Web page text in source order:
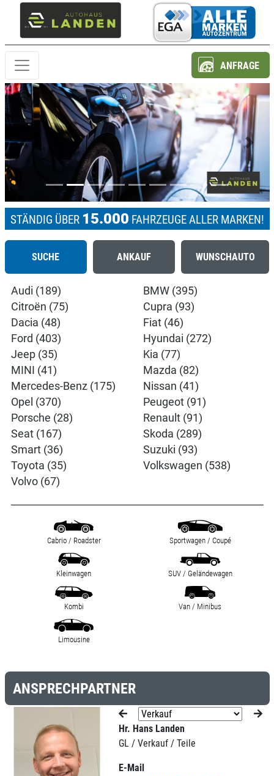
ANFRAGE
Previous Next
STÄNDIG ÜBER 15.000 FAHRZEUGE ALLER MARKEN!
SUCHE ANKAUF WUNSCHAUTO
Audi (189)
BMW (395)
Citroën (75)
Cupra (93)
Dacia (48)
Fiat (46)
Ford (403)
Hyundai (272)
Jeep (35)
Kia (77)
MINI (41)
Mazda (82)
Mercedes-Benz (175)
Nissan (41)
Opel (370)
Peugeot (91)
Porsche (28)
Renault (91)
Seat (167)
Skoda (289)
Smart (36)
Suzuki (93)
Toyota (35)
Volkswagen (538)
Volvo (67)
Cabrio / Roadster Sportwagen / Coupé
Kleinwagen SUV / Geländewagen
Kombi Van / Minibus
Limousine
ANSPRECHPARTNER
Hr. Hans Landen
GL / Verkauf / Teile
E-Mail